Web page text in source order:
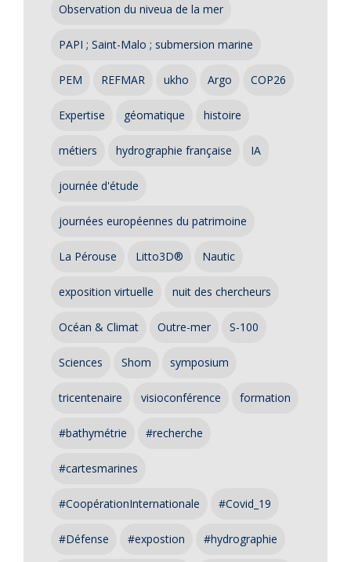
Observation du niveua de la mer
PAPI ; Saint-Malo ; submersion marine
PEM REFMAR ukho Argo COP26
Expertise géomatique histoire
métiers hydrographie française IA
journée d'étude
journées européennes du patrimoine
La Pérouse Litto3D® Nautic
exposition virtuelle nuit des chercheurs
Océan & Climat Outre-mer S-100
Sciences Shom symposium
tricentenaire visioconférence formation
#bathymétrie #recherche
#cartesmarines
#CoopérationInternationale #Covid_19
#Défense #expostion #hydrographie